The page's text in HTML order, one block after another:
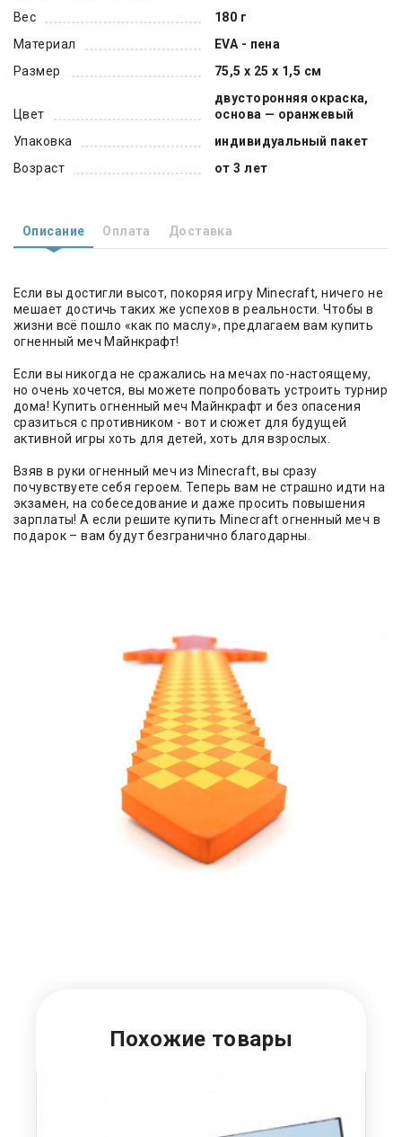
Вес
180 г
Материал
EVA - пена
Размер
75,5 x 25 x 1,5 см
Цвет
двусторонняя окраска,
основа — оранжевый
Упаковка
индивидуальный пакет
Возраст
от 3 лет
Описание Оплата Доставка
Если вы достигли высот, покоряя игру Minecraft, ничего не
мешает достичь таких же успехов в реальности. Чтобы в
жизни всё пошло «как по маслу», предлагаем вам купить
огненный меч Майнкрафт!
Если вы никогда не сражались на мечах по-настоящему,
но очень хочется, вы можете попробовать устроить турнир
дома! Купить огненный меч Майнкрафт и без опасения
сразиться с противником - вот и сюжет для будущей
активной игры хоть для детей, хоть для взрослых.
Взяв в руки огненный меч из Minecraft, вы сразу
почувствуете себя героем. Теперь вам не страшно идти на
экзамен, на собеседование и даже просить повышения
зарплаты! А если решите купить Minecraft огненный меч в
подарок – вам будут безгранично благодарны.
Похожие товары